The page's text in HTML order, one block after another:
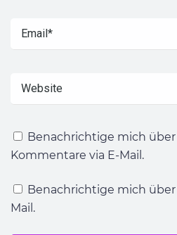
Benachrichtige mich
Kommentare via E-Mail.
Benachrichtige mich
Mail.